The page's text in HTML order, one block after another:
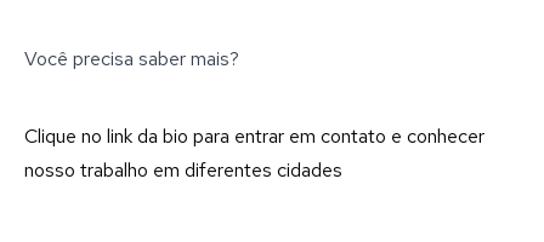
Você precisa saber mais?
Clique no link da bio para entrar em contato e conhecer
nosso trabalho em diferentes cidades